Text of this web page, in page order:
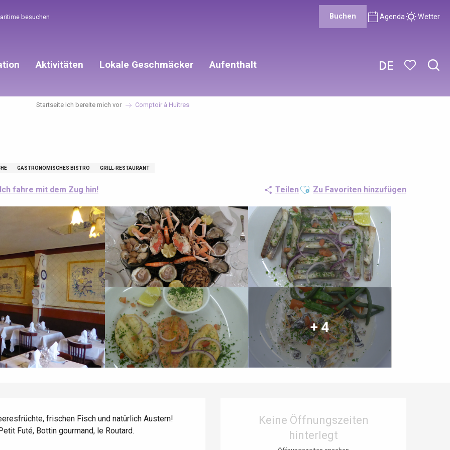
DE
besuchen Buchen Agenda Wetter
Aktivitäten Lokale Geschmäcker Aufenthalt
Startseite Ich bereite mich vor Comptoir à Huîtres
GASTRONOMISCHES BISTRO GRILL-RESTAURANT
Ich fahre mit dem Zug hin! TeilenAjouter aux favoris
Zu Favoriten hinzufügen
+ 4
Öffnungszeiten & Kontaktdaten
Keine Öffnungszeiten
hinterlegt
frischen Fisch und natürlich Austern!
Futé, Bottin gourmand, le Routard.